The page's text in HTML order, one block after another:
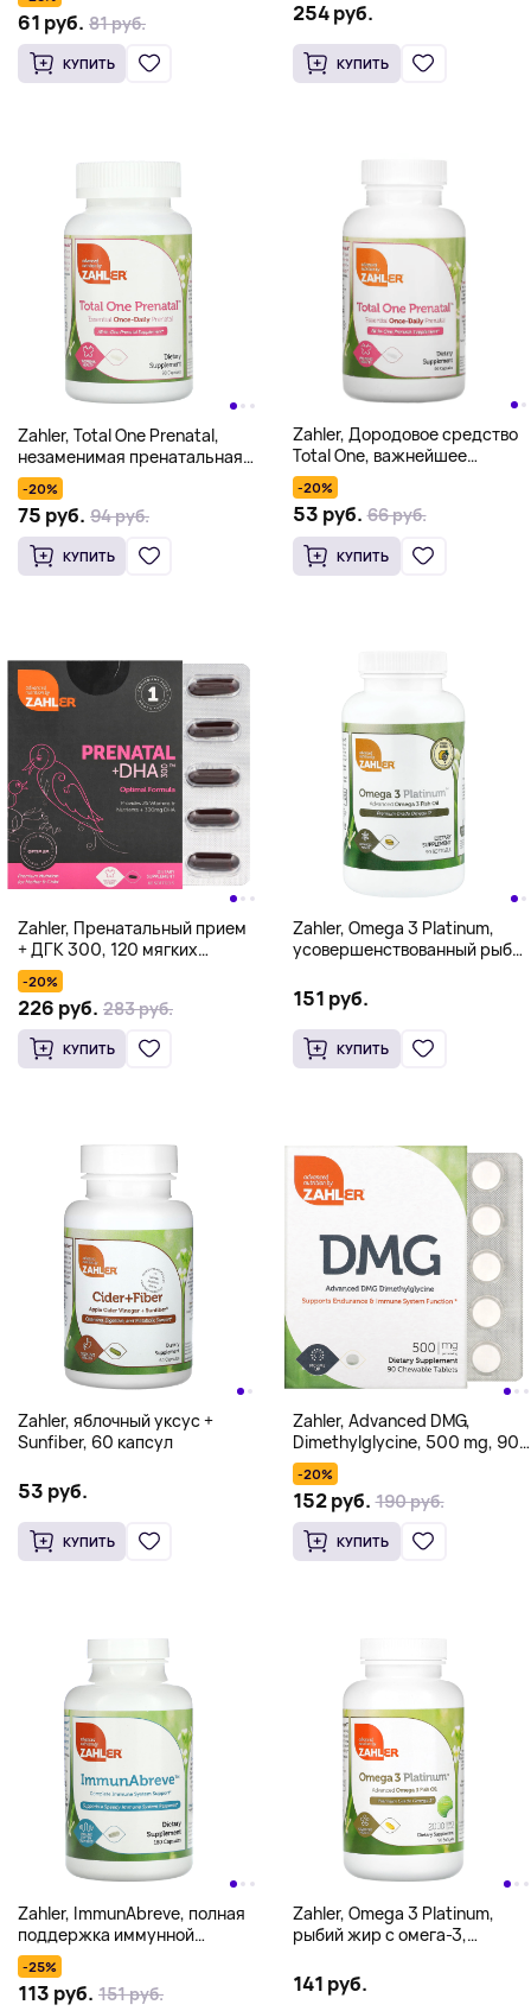
капсул
61 руб. 81 руб.
КУПИТЬ
2000 мг, 180 капсул
(1000 мг в 1 капсуле)
254 руб.
КУПИТЬ
Zahler, Total One Prenatal,
незаменимая пренатальная
добавка для приема один раз
в день, 90 капсул
-20%
75 руб. 94 руб.
КУПИТЬ
Zahler, Дородовое средство
Total One, важнейшее
дородовое средство,
принимаемое 1 раз в день, 60
капсул
-20%
53 руб. 66 руб.
КУПИТЬ
Zahler, Пренатальный прием
+ ДГК 300, 120 мягких
таблеток
-20%
226 руб. 283 руб.
КУПИТЬ
Zahler, Omega 3 Platinum,
усовершенствованный рыбий
(1000 мг на капсулу)
151 руб.
КУПИТЬ
Zahler, яблочный уксус +
Sunfiber, 60 капсул
53 руб.
КУПИТЬ
Zahler, Advanced DMG,
Dimethylglycine, 500 mg, 90
Chewable Tablets
-20%
152 руб. 190 руб.
КУПИТЬ
Zahler, ImmunAbreve, полная
поддержка иммунной
системы, 180 капсул
-25%
113 руб. 151 руб.
Zahler, Omega 3 Platinum,
рыбий жир с омега-3,
2000 мг, 90 капсул (1000 мг
в 1 капсуле)
141 руб.